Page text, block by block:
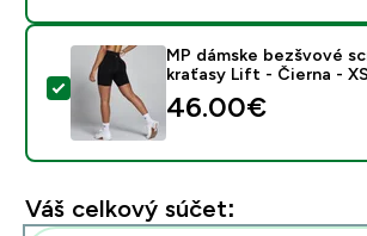
Vybrať tento produkt - MP
MP dámske bezšvové
kraťasy Lift - Čierna - XS
46.00€‎
Váš celkový súčet: